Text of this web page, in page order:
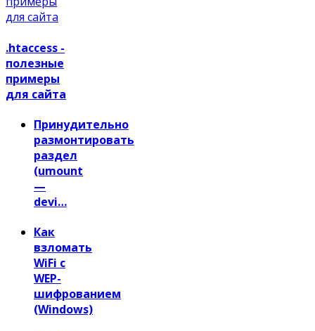
.htaccess -
полезные
примеры
для сайта
Принудительно
размонтировать
раздел
(umount
—
devi…
Как
взломать
WiFi с
WEP-
шифрованием
(Windows)